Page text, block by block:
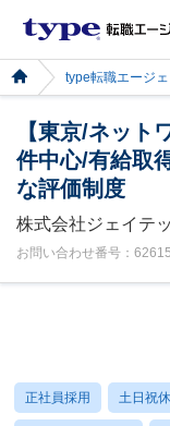
type転職エージ
【東京/ネット
件中心/有給取
な評価制度
株式会社ジェイテ
お問い合わせ番号：
正社員採用 土日祝